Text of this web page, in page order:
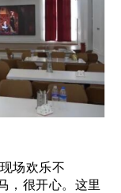
场欢乐不
，很开心。这里